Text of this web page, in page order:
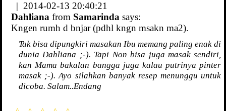
| 2014-02-13 20:40:21
Dahliana from Samarinda says:
Kngen rumh d bnjar (pdhl kngn msakn ma2).
Tak bisa dipungkiri masakan Ibu memang paling enak di
dunia Dahliana ;-). Tapi Non bisa juga masak sendiri,
kan Mama bakalan bangga juga kalau putrinya pinter
masak ;-). Ayo silahkan banyak resep menunggu untuk
dicoba. Salam..Endang